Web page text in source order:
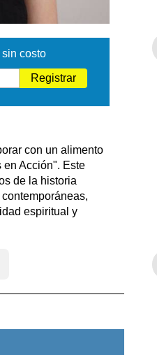
sin costo
Registrar
con un alimento
en Acción". Este
de la historia
espiritual y